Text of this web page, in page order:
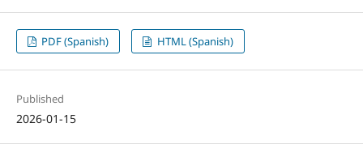
PDF (Spanish) HTML (Spanish)
Published
2026-01-15